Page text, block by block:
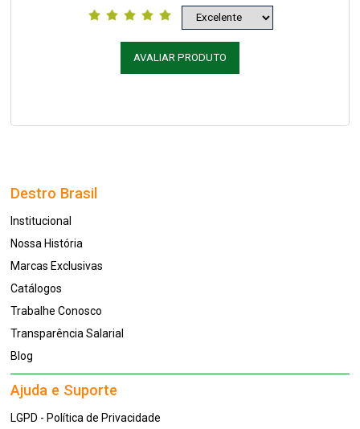
AVALIAR PRODUTO
Destro Brasil
Institucional
Nossa História
Marcas Exclusivas
Catálogos
Trabalhe Conosco
Transparência Salarial
Blog
Ajuda e Suporte
LGPD - Política de Privacidade